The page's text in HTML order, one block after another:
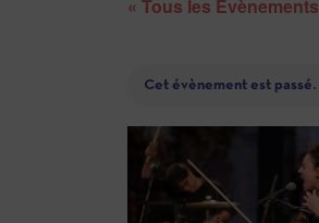
« Tous les Évènements
Cet évènement est passé.